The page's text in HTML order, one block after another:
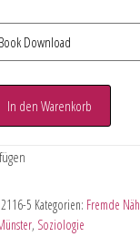
In den Warenkorb
5 Kategorien: Fremde
, Soziologie